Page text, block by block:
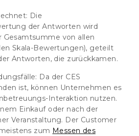
Die
der Antworten wird
Gesamtsumme von allen
Skala-Bewertungen), geteilt
Antworten, die zurückkamen.
Da der CES
ist, können Unternehmen es
Interaktion nutzen.
Einkauf oder nach der
Veranstaltung. Der Customer
zum Messen des